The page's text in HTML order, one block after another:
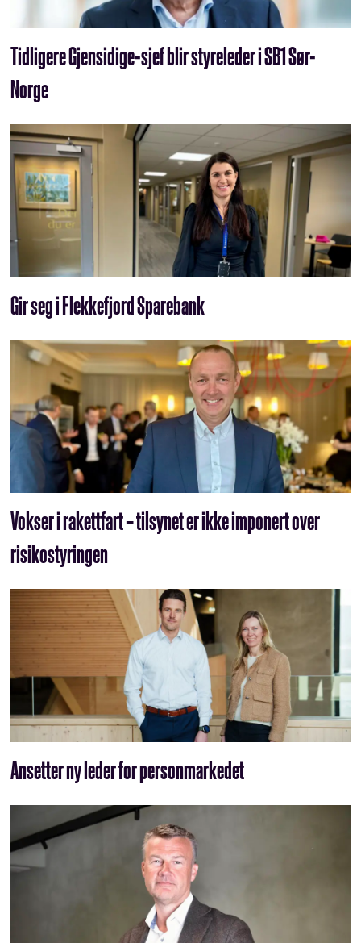
Tidligere Gjensidige-sjef blir styreleder i SB1 Sør-
Norge
Gir seg i Flekkefjord Sparebank
Vokser i rakettfart – tilsynet er ikke imponert over
risikostyringen
Ansetter ny leder for personmarkedet